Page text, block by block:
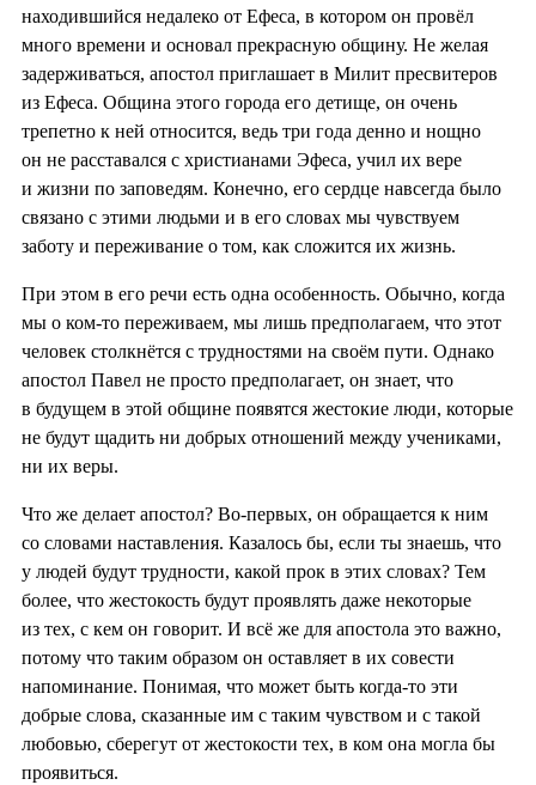
находившийся недалеко от Ефеса, в котором он провёл
много времени и основал прекрасную общину. Не желая
задерживаться, апостол приглашает в Милит пресвитеров
из Ефеса. Община этого города его детище, он очень
трепетно к ней относится, ведь три года денно и нощно
он не расставался с христианами Эфеса, учил их вере
и жизни по заповедям. Конечно, его сердце навсегда было
связано с этими людьми и в его словах мы чувствуем
заботу и переживание о том, как сложится их жизнь.
При этом в его речи есть одна особенность. Обычно, когда
мы о ком-то переживаем, мы лишь предполагаем, что этот
человек столкнётся с трудностями на своём пути. Однако
апостол Павел не просто предполагает, он знает, что
в будущем в этой общине появятся жестокие люди, которые
не будут щадить ни добрых отношений между учениками,
ни их веры.
Что же делает апостол? Во-первых, он обращается к ним
со словами наставления. Казалось бы, если ты знаешь, что
у людей будут трудности, какой прок в этих словах? Тем
более, что жестокость будут проявлять даже некоторые
из тех, с кем он говорит. И всё же для апостола это важно,
потому что таким образом он оставляет в их совести
напоминание. Понимая, что может быть когда-то эти
добрые слова, сказанные им с таким чувством и с такой
любовью, сберегут от жестокости тех, в ком она могла бы
проявиться.